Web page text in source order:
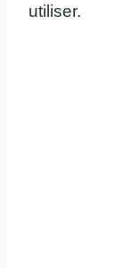
utiliser.